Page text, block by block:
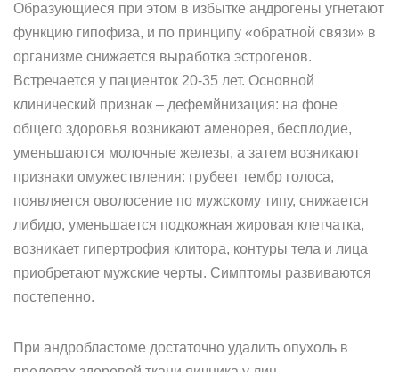
Образующиеся при этом в избытке андрогены угне­тают
функцию гипофиза, и по принципу «обратной связи» в
организме снижается выработка эстрогенов.
Встречается у пациенток 20-35 лет. Основной
клинический признак – дефемйнизация: на фоне
общего здоровья возникают аменорея, бесплодие,
уменьшаются молочные железы, а затем возникают
признаки омужествления: грубеет тембр голоса,
появляется оволосение по мужскому типу, снижается
либидо, уменьшается подкожная жировая клетчатка,
возникает гипертрофия клитора, контуры тела и лица
приобретают мужские черты. Симптомы развиваются
постепенно.
При андробластоме достаточно удалить опухоль в